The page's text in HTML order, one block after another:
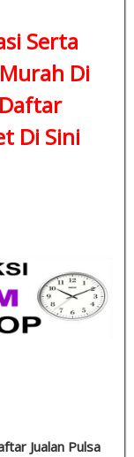
Serta
Di
Di Sini
Jualan Pulsa